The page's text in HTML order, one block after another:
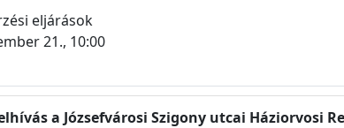
eljárások
21., 10:00
a Józsefvárosi Szigony utcai Háziorvosi